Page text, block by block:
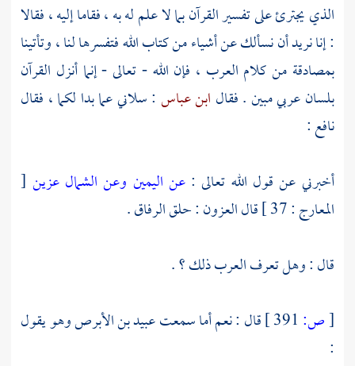
الذي يجترئ على تفسير القرآن بما لا علم له به ، فقاما إليه ، فقالا
: إنا نريد أن نسألك عن أشياء من كتاب الله فتفسرها لنا ، وتأتينا
بمصادقة من كلام العرب ، فإن الله - تعالى - إنما أنزل القرآن
بلسان عربي مبين . فقال ابن عباس : سلاني عما بدا لكما ، فقال
نافع:
أخبرني عن قول الله تعالى :عن اليمين وعن الشمال عزين [
المعارج : 37 ] قال العزون : حلق الرفاق .
قال : وهل تعرف العرب ذلك ؟ .
[ص: قال : نعم أما سمعتعبيد بن الأبرصوهو يقول
: